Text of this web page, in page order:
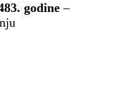
godine –